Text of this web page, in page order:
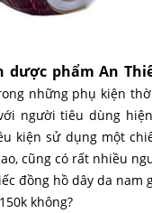
dược phẩm An
những phụ kiện
người tiêu dùng
kiện sử dụng một
cũng có rất nhiều
đồng hồ dây da nam
không?